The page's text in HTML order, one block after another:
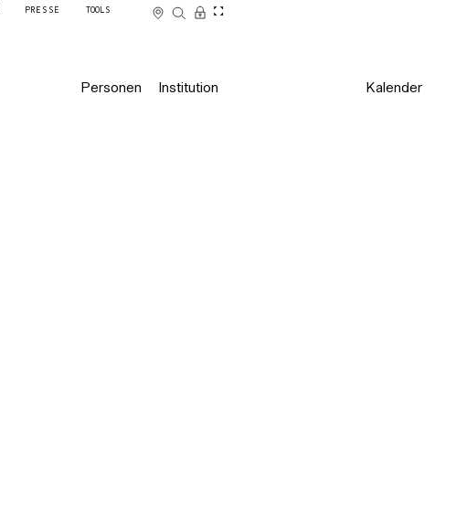
PRESSE TOOLS
Personen Institution Kalender